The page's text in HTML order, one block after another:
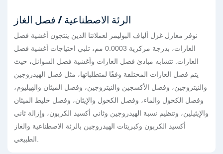
الرئة الاصطناعية / فصل الغاز
نوفر مغازل غزل ألياف البوليمر لعملائنا الذين ينتجون أغشية فصل
الغازات، بدرجة مركزية 0.0003 مم، تلبي احتياجات أغشية فصل
الغازات. تتشابه مبادئ فصل الغازات وأغشية فصل السوائل، حيث
يتم فصل الغازات المختلفة وفقًا لمتطلباتها، مثل فصل الهيدروجين
والنيتروجين، وفصل الأكسجين والنيتروجين، وفصل الميثان والهيليوم،
وفصل الكحول والماء، وفصل الكحول والإيثان، وفصل خليط الميثان
والإيثيلين، وتنظيم نسبة الهيدروجين وثاني أكسيد الكربون، وإزالة ثاني
أكسيد الكربون وكبريتات الهيدروجين بالرئة الاصطناعية والغاز